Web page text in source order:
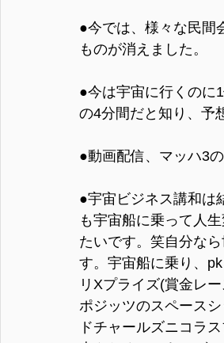
●今では、様々な民間
ものが消えました。
●今は宇宙に行くのに
の4分間だと知り、予
●動画配信、マッハ3
●宇宙ビジネス講和は
も宇宙船に乗って人
たいです。笑自分な
す。宇宙船に乗り、
リXプライズ(賞金レ
ポジッツのスペース
ドチャールズニコラ